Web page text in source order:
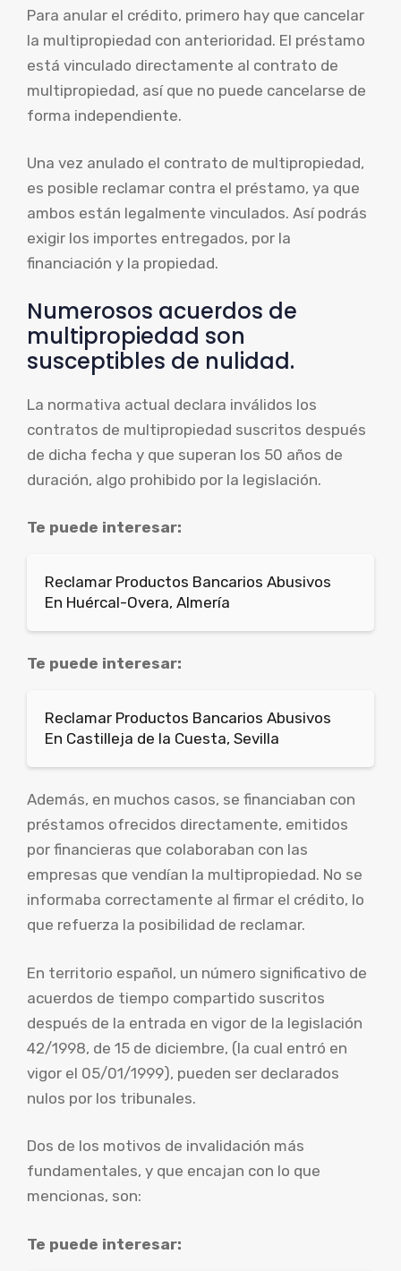
Para anular el crédito, primero hay que cancelar
la multipropiedad con anterioridad. El préstamo
está vinculado directamente al contrato de
multipropiedad, así que no puede cancelarse de
forma independiente.
Una vez anulado el contrato de multipropiedad,
es posible reclamar contra el préstamo, ya que
ambos están legalmente vinculados. Así podrás
exigir los importes entregados, por la
financiación y la propiedad.
Numerosos acuerdos de
multipropiedad son
susceptibles de nulidad.
La normativa actual declara inválidos los
contratos de multipropiedad suscritos después
de dicha fecha y que superan los 50 años de
duración, algo prohibido por la legislación.
Te puede interesar:
Reclamar Productos Bancarios Abusivos
En Huércal-Overa, Almería
Te puede interesar:
Reclamar Productos Bancarios Abusivos
En Castilleja de la Cuesta, Sevilla
Además, en muchos casos, se financiaban con
préstamos ofrecidos directamente, emitidos
por financieras que colaboraban con las
empresas que vendían la multipropiedad. No se
informaba correctamente al firmar el crédito, lo
que refuerza la posibilidad de reclamar.
En territorio español, un número significativo de
acuerdos de tiempo compartido suscritos
después de la entrada en vigor de la legislación
42/1998, de 15 de diciembre, (la cual entró en
vigor el 05/01/1999), pueden ser declarados
nulos por los tribunales.
Dos de los motivos de invalidación más
fundamentales, y que encajan con lo que
mencionas, son:
Te puede interesar: